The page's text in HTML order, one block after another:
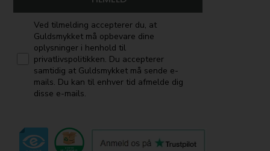
Ved tilmelding accepterer du, at
Guldsmykket må opbevare dine
oplysninger i henhold til
privatlivspolitikken. Du accepterer
samtidig at Guldsmykket må sende e-
mails. Du kan til enhver tid afmelde dig
disse e-mails.